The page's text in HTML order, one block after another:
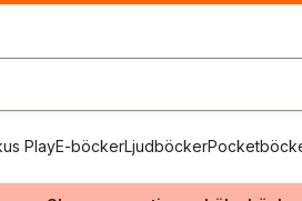
PlayE-böckerLjudböcker